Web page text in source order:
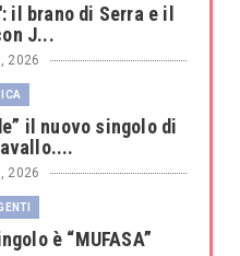
brano di Serra e il
J...
2026
il nuovo singolo di
2026
è “MUFASA”